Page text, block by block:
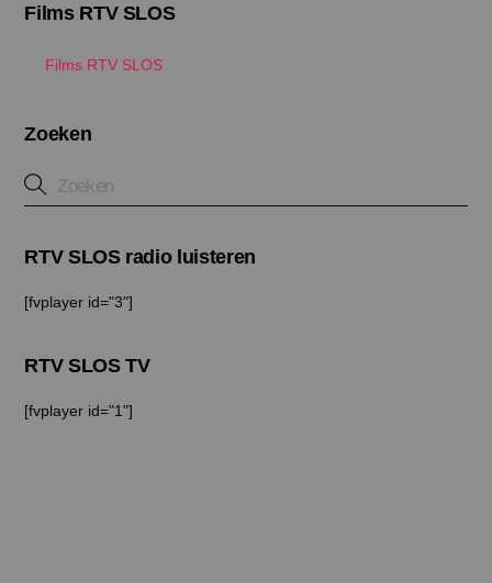
Films RTV SLOS
Films RTV SLOS
Zoeken
RTV SLOS radio luisteren
[fvplayer id="3"]
RTV SLOS TV
[fvplayer id="1"]